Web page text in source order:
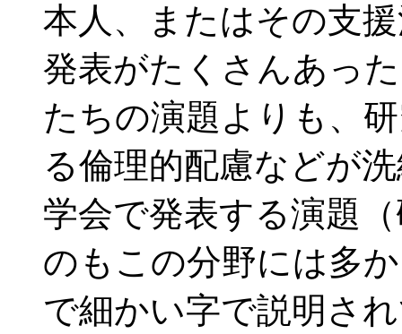
本人、またはその支
発表がたくさんあっ
たちの演題よりも、
る倫理的配慮などが
学会で発表する演題
のもこの分野には多
で細かい字で説明さ